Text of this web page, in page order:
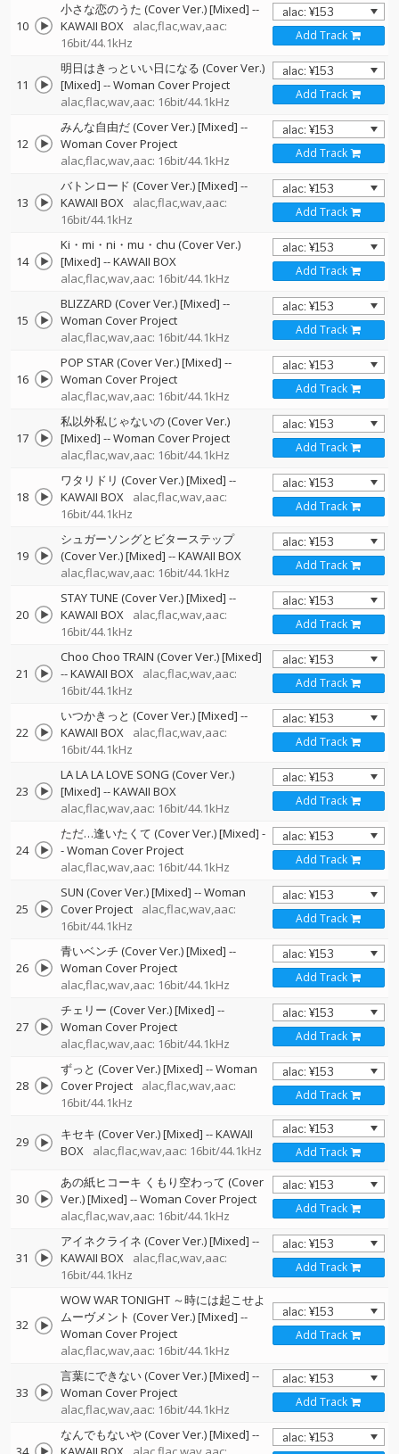
10
小さな恋のうた (Cover Ver.) [Mixed] --
KAWAII BOX
alac,flac,wav,aac:
16bit/44.1kHz
Add Track
11
明日はきっといい日になる (Cover Ver.)
[Mixed] --Woman Cover Project
alac,flac,wav,aac: 16bit/44.1kHz
Add Track
12
みんな自由だ (Cover Ver.) [Mixed] --
Woman Cover Project
alac,flac,wav,aac: 16bit/44.1kHz
Add Track
13
バトンロード (Cover Ver.) [Mixed] --
KAWAII BOX
alac,flac,wav,aac:
16bit/44.1kHz
Add Track
14
Ki・mi・ni・mu・chu (Cover Ver.)
[Mixed] --KAWAII BOX
alac,flac,wav,aac: 16bit/44.1kHz
Add Track
15
BLIZZARD (Cover Ver.) [Mixed] --
Woman Cover Project
alac,flac,wav,aac: 16bit/44.1kHz
Add Track
16
POP STAR (Cover Ver.) [Mixed] --
Woman Cover Project
alac,flac,wav,aac: 16bit/44.1kHz
Add Track
17
私以外私じゃないの (Cover Ver.)
[Mixed] --Woman Cover Project
alac,flac,wav,aac: 16bit/44.1kHz
Add Track
18
ワタリドリ (Cover Ver.) [Mixed] --
KAWAII BOX
alac,flac,wav,aac:
16bit/44.1kHz
Add Track
19
シュガーソングとビターステップ
(Cover Ver.) [Mixed] --KAWAII BOX
alac,flac,wav,aac: 16bit/44.1kHz
Add Track
20
STAY TUNE (Cover Ver.) [Mixed] --
KAWAII BOX
alac,flac,wav,aac:
16bit/44.1kHz
Add Track
21
Choo Choo TRAIN (Cover Ver.) [Mixed]
--KAWAII BOX
alac,flac,wav,aac:
16bit/44.1kHz
Add Track
22
いつかきっと (Cover Ver.) [Mixed] --
KAWAII BOX
alac,flac,wav,aac:
16bit/44.1kHz
Add Track
23
LA LA LA LOVE SONG (Cover Ver.)
[Mixed] --KAWAII BOX
alac,flac,wav,aac: 16bit/44.1kHz
Add Track
24
ただ…逢いたくて (Cover Ver.) [Mixed] -
-Woman Cover Project
alac,flac,wav,aac: 16bit/44.1kHz
Add Track
25
SUN (Cover Ver.) [Mixed] --Woman
Cover Project
alac,flac,wav,aac:
16bit/44.1kHz
Add Track
26
青いベンチ (Cover Ver.) [Mixed] --
Woman Cover Project
alac,flac,wav,aac: 16bit/44.1kHz
Add Track
27
チェリー (Cover Ver.) [Mixed] --
Woman Cover Project
alac,flac,wav,aac: 16bit/44.1kHz
Add Track
28
ずっと (Cover Ver.) [Mixed] --Woman
Cover Project
alac,flac,wav,aac:
16bit/44.1kHz
Add Track
29 キセキ (Cover Ver.) [Mixed] --KAWAII
BOX
alac,flac,wav,aac: 16bit/44.1kHz Add Track
30
あの紙ヒコーキ くもり空わって (Cover
Ver.) [Mixed] --Woman Cover Project
alac,flac,wav,aac: 16bit/44.1kHz
Add Track
31
アイネクライネ (Cover Ver.) [Mixed] --
KAWAII BOX
alac,flac,wav,aac:
16bit/44.1kHz
Add Track
32
WOW WAR TONIGHT ～時には起こせよ
ムーヴメント (Cover Ver.) [Mixed] --
Woman Cover Project
alac,flac,wav,aac: 16bit/44.1kHz
Add Track
33
言葉にできない (Cover Ver.) [Mixed] --
Woman Cover Project
alac,flac,wav,aac: 16bit/44.1kHz
Add Track
なんでもないや (Cover Ver.) [Mixed] --